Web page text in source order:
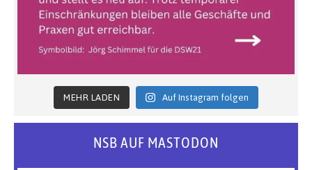
MEHR LADEN Auf Instagram folgen
NSB AUF MASTODON